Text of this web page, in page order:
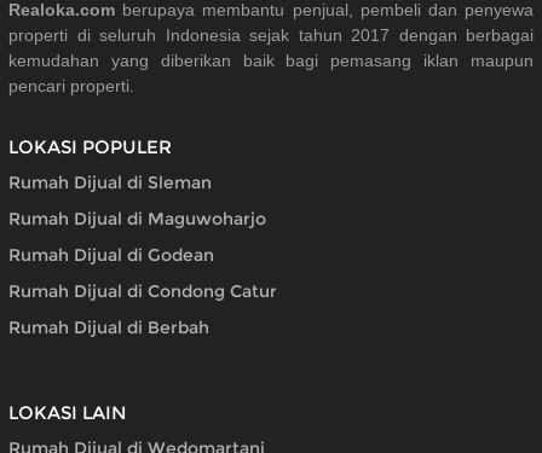
Realoka.com berupaya membantu penjual, pembeli dan penyewa
properti di seluruh Indonesia sejak tahun 2017 dengan berbagai
kemudahan yang diberikan baik bagi pemasang iklan maupun
pencari properti.
LOKASI POPULER
Rumah Dijual di Sleman
Rumah Dijual di Maguwoharjo
Rumah Dijual di Godean
Rumah Dijual di Condong Catur
Rumah Dijual di Berbah
LOKASI LAIN
Rumah Dijual di Wedomartani